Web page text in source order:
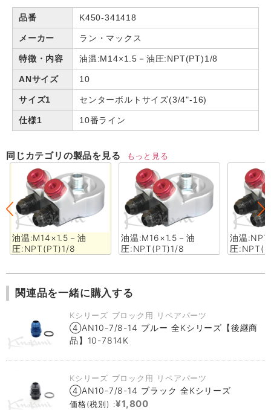
品番 K450-341418
メーカー ラン・マックス
特徴・内容 油温:M14×1.5－油圧:NPT(PT)1/8
ANサイズ 10
サイズ1 センターボルトサイズ(3/4"-16)
仕様1 10番ライン
同じカテゴリの製品を見る もっと見る
油温:M14×1.5－油
圧:NPT(PT)1/8
油温:M16×1.5－油
圧:NPT(PT)1/8
油温
圧
関連品を一緒に購入する
Kシリーズ ブロック用 リペアパーツ
④AN10-7/8-14 ブルー 全Kシリーズ【後継商
品】10-7814K
Kシリーズ ブロック用 リペアパーツ
④AN10-7/8-14 ブラック 全Kシリーズ
価格(税別) :¥1,800